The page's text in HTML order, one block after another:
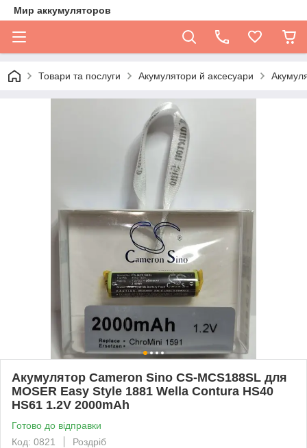
Мир аккумуляторов
Товари та послуги Акумулятори й аксесуари
Акумулятор Cameron Sino CS-MCS188SL для
MOSER Easy Style 1881 Wella Contura HS40
HS61 1.2V 2000mAh
Готово до відправки
Код: 0821
Роздріб